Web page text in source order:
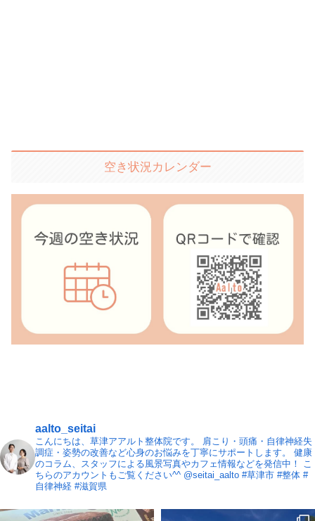
空き状況カレンダー
aalto_seitai
こんにちは、草津アアルト整体院です。
肩こり・頭痛・自律神経失
調症・姿勢の改善など心身のお悩みを丁寧にサポートします。
健康
のコラム、スタッフによる風景写真やカフェ情報などを発信中！
こ
ちらのアカウントもご覧ください^^ @seitai_aalto #草津市 #整体 #
自律神経 #滋賀県